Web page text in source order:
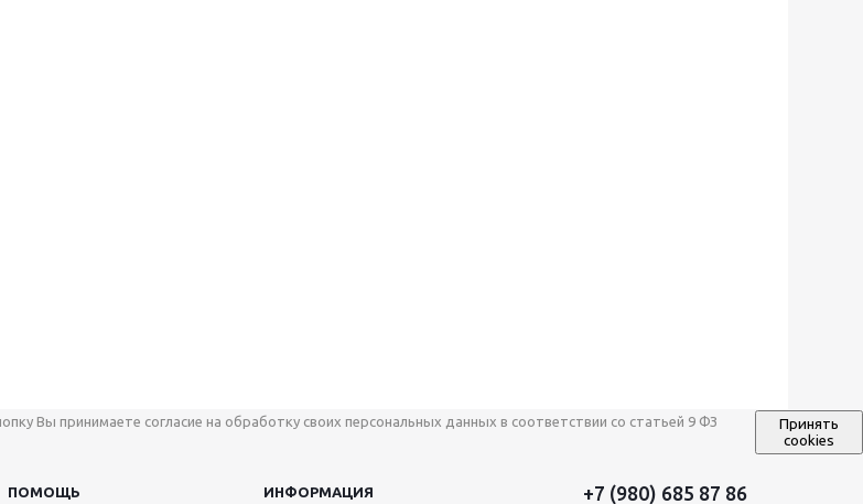
Вы принимаете согласие на обработку своих персональных данных в соответствии со статьей 9 ФЗ
Принять
cookies
ПОМОЩЬ ИНФОРМАЦИЯ +7 (980) 685 87 86